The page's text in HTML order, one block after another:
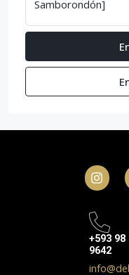
+593 98
9642